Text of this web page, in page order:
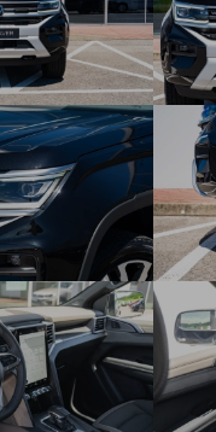
Poťahy
Sedadlo vodiča
spolujazdca
Vyhrievané
reguláciou
3-bodové
vodiča a
3-bodové
Kobercová
Koberčeky
3-lavica v
3x opierka hlavy
Nastupovacie
Vrecko na
120 V / 230 V